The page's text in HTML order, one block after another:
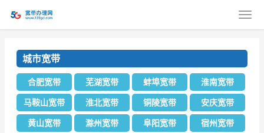
城市宽带
合肥宽带 芜湖宽带 蚌埠宽带 淮南宽带
马鞍山宽带 淮北宽带 铜陵宽带 安庆宽带
黄山宽带 滁州宽带 阜阳宽带 宿州宽带